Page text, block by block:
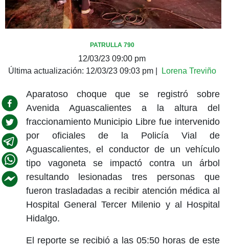
PATRULLA 790
12/03/23 09:00 pm
Última actualización: 12/03/23 09:03 pm| Lorena Treviño
Aparatoso choque que se registró sobre
Avenida Aguascalientes a la altura del
fraccionamiento Municipio Libre fue intervenido
por oficiales de la Policía Vial de
Aguascalientes, el conductor de un vehículo
tipo vagoneta se impactó contra un árbol
resultando lesionadas tres personas que
fueron trasladadas a recibir atención médica al
Hospital General Tercer Milenio y al Hospital
Hidalgo.
El reporte se recibió a las 05:50 horas de este